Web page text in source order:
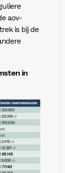
aov-
is bij de
in